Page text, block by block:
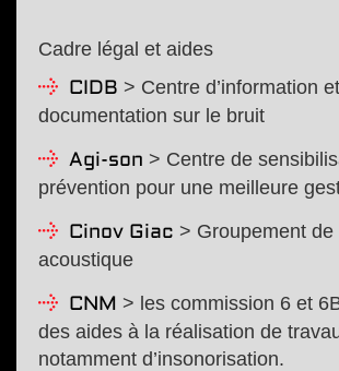
Cadre légal et aides
CIDB > Centre d’information
documentation sur le bruit
Agi-son > Centre de
prévention pour une meilleure
Cinov Giac > Groupement de
acoustique
CNM > les commission 6 et
des aides à la réalisation de
notamment d’insonorisation.